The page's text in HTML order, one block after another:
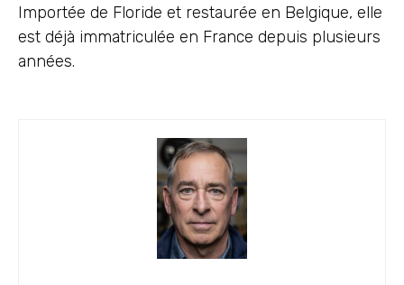
Importée de Floride et restaurée en Belgique, elle
est déjà immatriculée en France depuis plusieurs
années.